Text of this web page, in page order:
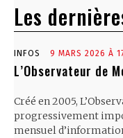
Les
INFOS 9 MARS 2026 À
L’Observateur de
Créé en 2005,
progressivement
mensuel